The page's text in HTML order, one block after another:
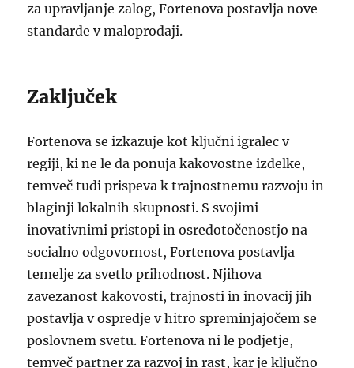
za upravljanje zalog, Fortenova postavlja nove
standarde v maloprodaji.
Zaključek
Fortenova se izkazuje kot ključni igralec v
regiji, ki ne le da ponuja kakovostne izdelke,
temveč tudi prispeva k trajnostnemu razvoju in
blaginji lokalnih skupnosti. S svojimi
inovativnimi pristopi in osredotočenostjo na
socialno odgovornost, Fortenova postavlja
temelje za svetlo prihodnost. Njihova
zavezanost kakovosti, trajnosti in inovacij jih
postavlja v ospredje v hitro spreminjajočem se
poslovnem svetu. Fortenova ni le podjetje,
temveč partner za razvoj in rast, kar je ključno